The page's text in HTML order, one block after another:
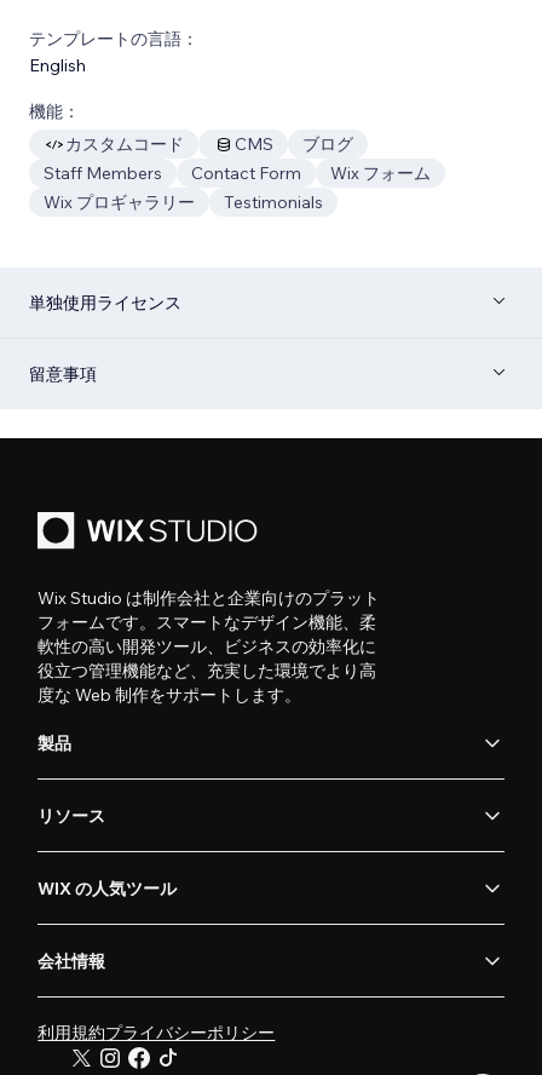
テンプレートの言語：
English
機能：
カスタムコード
CMS
ブログ
Staff Members
Contact Form
Wix フォーム
Wix プロギャラリー
Testimonials
単独使用ライセンス
留意事項
Wix Studio は制作会社と企業向けのプラット
フォームです。スマートなデザイン機能、柔
軟性の高い開発ツール、ビジネスの効率化に
役立つ管理機能など、充実した環境でより高
度な Web 制作をサポートします。
製品
リソース
WIX の人気ツール
会社情報
利用規約プライバシーポリシー